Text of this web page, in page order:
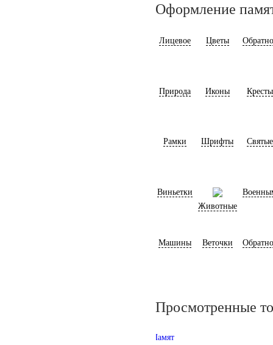
Оформление
Лицевое Цветы
Природа Иконы Кресты
Рамки Шрифты Святые
Виньетки
Животные
Машины Веточки
Просмотренные